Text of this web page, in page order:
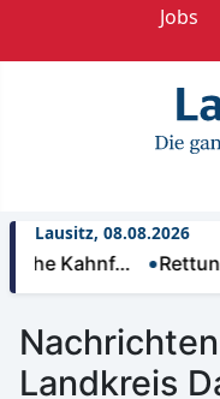
Jobs
Lausitz, 08.08.2026
Kahnf…
Landkreis